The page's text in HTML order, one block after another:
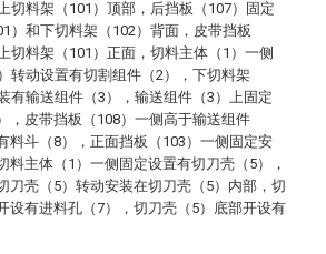
切料架（101）顶部，后挡板（107）固定
）和下切料架（102）背面，皮带挡板
切料架（101）正面，切料主体（1）一侧
转动设置有切割组件（2），下切料架
有输送组件（3），输送组件（3）上固定
，皮带挡板（108）一侧高于输送组件
料斗（8），正面挡板（103）一侧固定安
料主体（1）一侧固定设置有切刀壳（5），
刀壳（5）转动安装在切刀壳（5）内部，切
设有进料孔（7），切刀壳（5）底部开设有